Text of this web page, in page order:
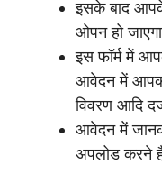
इसके बाद
ओपन हो
इस फॉर्म में
आवेदन में
विवरण आदि
आवेदन में
अपलोड करने